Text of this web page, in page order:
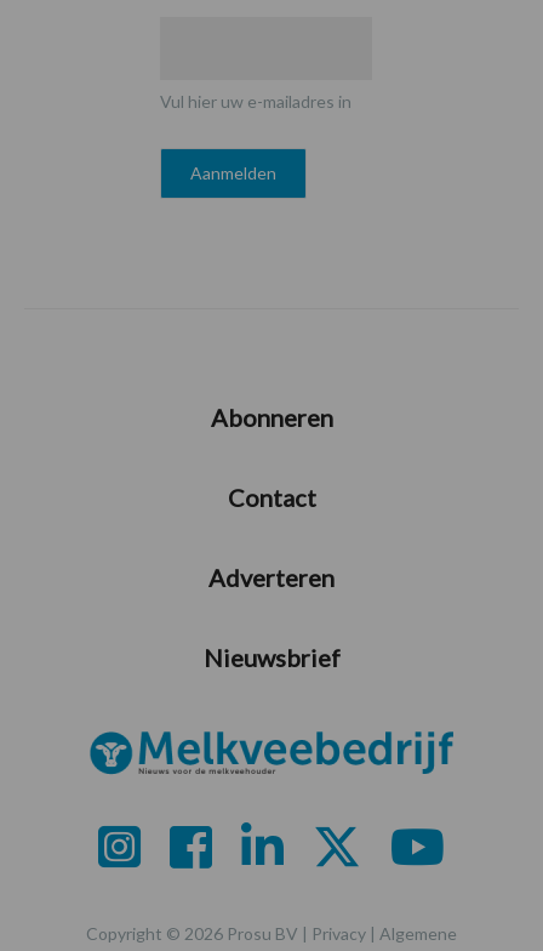
Vul hier uw e-mailadres in
Abonneren
Contact
Adverteren
Nieuwsbrief
Copyright © 2026 Prosu BV | Privacy | Algemene